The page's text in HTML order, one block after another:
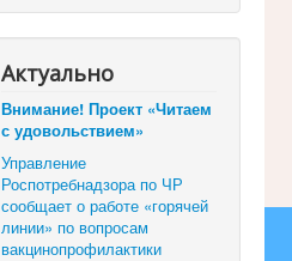
Актуально
Внимание! Проект «Читаем
с удовольствием»
Управление
Роспотребнадзора по ЧР
сообщает о работе «горячей
линии» по вопросам
вакцинопрофилактики